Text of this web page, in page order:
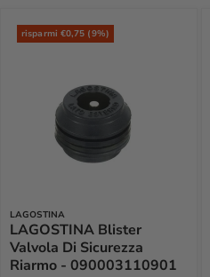
risparmi €0,75 (9%)
LAGOSTINA
LAGOSTINA Blister
Valvola Di Sicurezza
Riarmo - 090003110901